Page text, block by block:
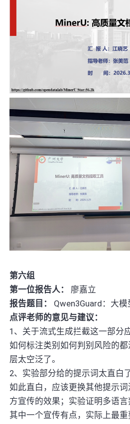
第六组
第一位报告人：
廖嘉立
报告题目：
Qwen3Guard：大
点评老师的意见与建议：
1、关于流式生成拦截这一部分
如何标注类别如何判别风险的
层太空泛了。
2、实验部分给的提示词太直白
如此直白，应该更换其他提示
方宣传的效果；实验证明多语
其中一个宣传有点，实际上最